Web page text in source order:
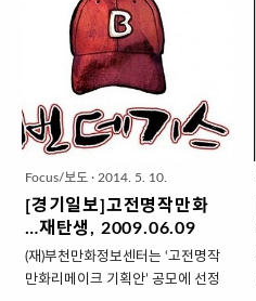
하는 것은 자연스러운 현상 아닌가
요?”최근 활발히 출간되는 ‘시사적
만화책’에 대한 질문에 박석환 만화
평론가가 되물었다. 풍자와 해학을
근간으로 하는 만화 언어에는 분명
비판의 가능성이 내재해 있다. 우리
만화연대의 설인호 편집장의 말처
공고한 척하는 것들을 녹여 버리는
힘이 있기 때문이다.전태일 열사의
생을 재구성한 최호철의 , 6월 민주
항쟁을 조명한 최규석의 , 1996년
Focus/보도 · 2014. 5. 10.
[경기일보]고전명작만화
…재탄생, 2009.06.09
(재)부천만화정보센터는 ‘고전명작
만화리메이크 기획안’ 공모에 선정